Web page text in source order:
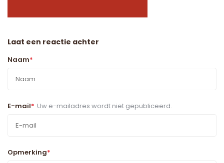
Laat een reactie achter
Naam*
E-mail* Uw e-mailadres wordt niet gepubliceerd.
Opmerking*